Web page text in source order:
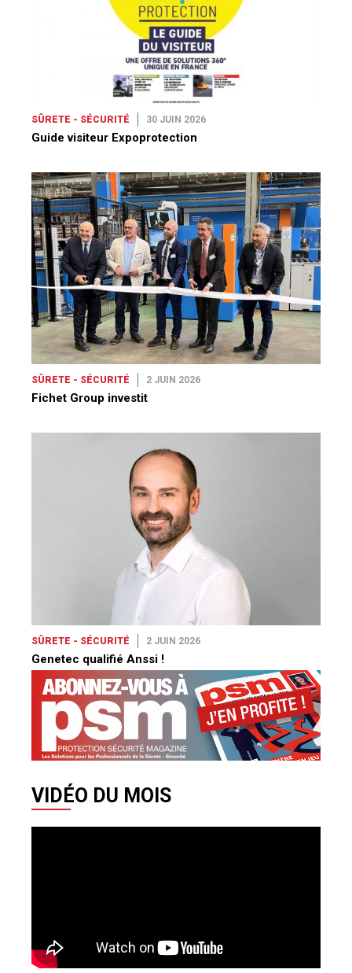
SÛRETE - SÉCURITÉ 30 JUIN 2026
Guide visiteur Expoprotection
SÛRETE - SÉCURITÉ 2 JUIN 2026
Fichet Group investit
SÛRETE - SÉCURITÉ 2 JUIN 2026
Genetec qualifié Anssi !
VIDÉO DU MOIS